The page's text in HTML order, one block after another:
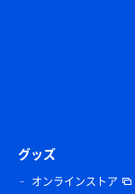
グッズ
オンラインストア